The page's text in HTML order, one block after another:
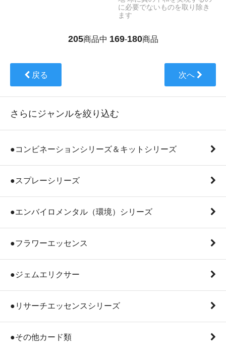
に必要でないものを取り除き
ます
205商品中 169-180商品
戻る 次へ
さらにジャンルを絞り込む
●コンビネーションシリーズ＆キットシリーズ
●スプレーシリーズ
●エンバイロメンタル（環境）シリーズ
●フラワーエッセンス
●ジェムエリクサー
●リサーチエッセンスシリーズ
●その他カード類